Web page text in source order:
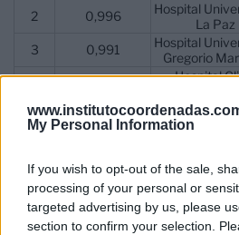
My Personal Information
If you wish to opt-out of the sale,
processing of your personal or
targeted advertising by us, please
section to confirm your selection.
2 0,996
Hospital
La Paz
3 0,991
Hospital
Gregorio
Hospital
5 0,982
Hospital
Vall
7 0,975
Hospital
Clínico San
0,972
Hospital
Politècnic